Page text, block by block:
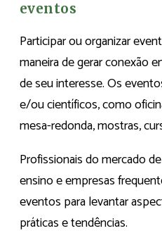
eventos
Participar ou organizar
maneira de gerar conexão
de seu interesse. Os
e/ou científicos, como
mesa-redonda, mostras,
Profissionais do mercado
ensino e empresas
eventos para levantar
práticas e tendências.